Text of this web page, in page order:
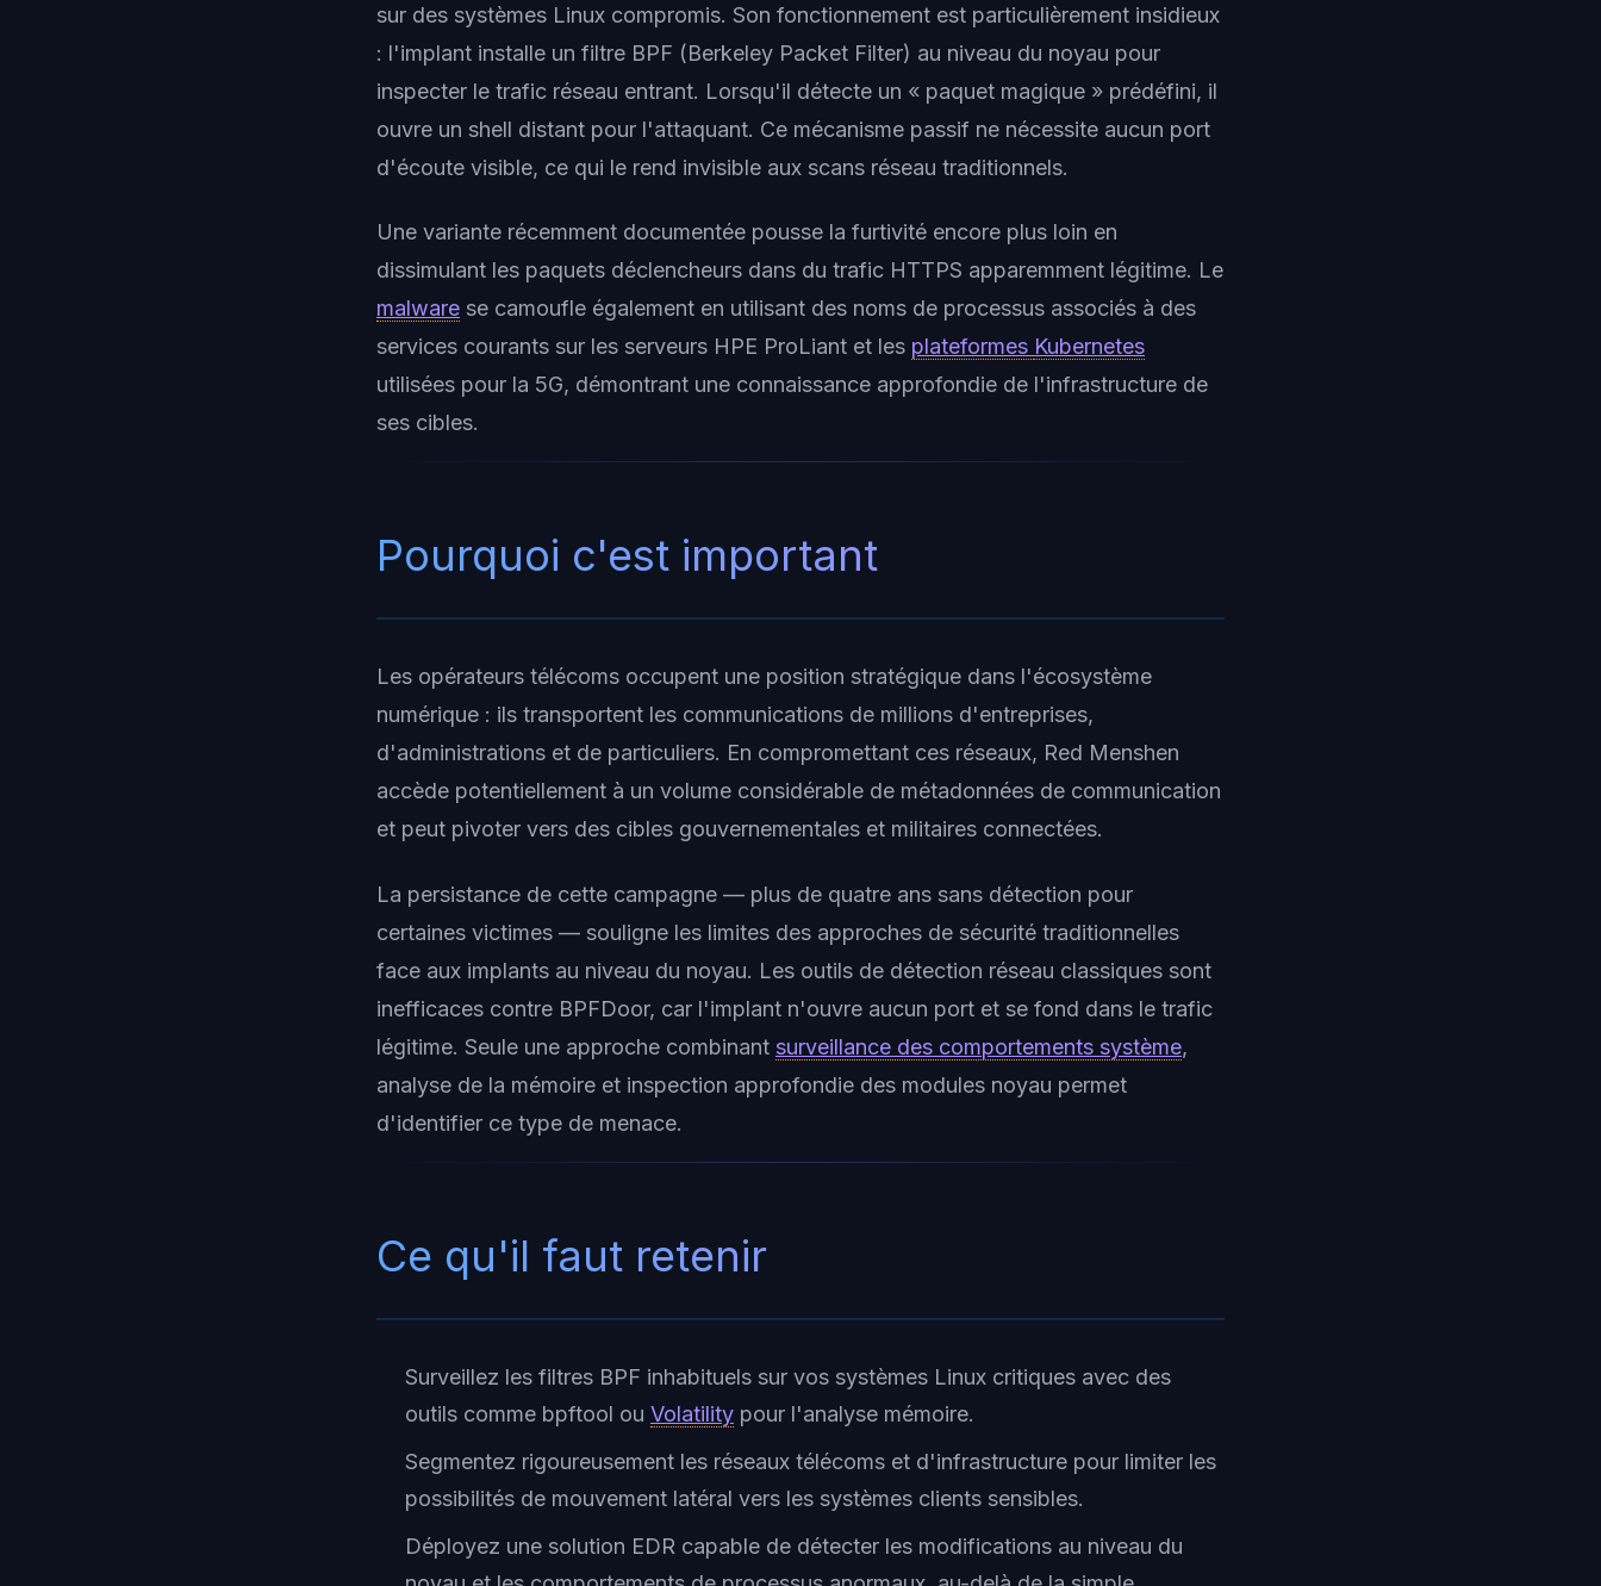
sur des systèmes Linux compromis. Son fonctionnement est particulièrement insidieux
: l'implant installe un filtre BPF (Berkeley Packet Filter) au niveau du noyau pour
inspecter le trafic réseau entrant. Lorsqu'il détecte un « paquet magique » prédéfini, il
ouvre un shell distant pour l'attaquant. Ce mécanisme passif ne nécessite aucun port
d'écoute visible, ce qui le rend invisible aux scans réseau traditionnels.
Une variante récemment documentée pousse la furtivité encore plus loin en
dissimulant les paquets déclencheurs dans du trafic HTTPS apparemment légitime. Le
malware se camoufle également en utilisant des noms de processus associés à des
services courants sur les serveurs HPE ProLiant et les plateformes Kubernetes
utilisées pour la 5G, démontrant une connaissance approfondie de l'infrastructure de
ses cibles.
Pourquoi c'est important
Les opérateurs télécoms occupent une position stratégique dans l'écosystème
numérique : ils transportent les communications de millions d'entreprises,
d'administrations et de particuliers. En compromettant ces réseaux, Red Menshen
accède potentiellement à un volume considérable de métadonnées de communication
et peut pivoter vers des cibles gouvernementales et militaires connectées.
La persistance de cette campagne — plus de quatre ans sans détection pour
certaines victimes — souligne les limites des approches de sécurité traditionnelles
face aux implants au niveau du noyau. Les outils de détection réseau classiques sont
inefficaces contre BPFDoor, car l'implant n'ouvre aucun port et se fond dans le trafic
légitime. Seule une approche combinant surveillance des comportements système,
analyse de la mémoire et inspection approfondie des modules noyau permet
d'identifier ce type de menace.
Ce qu'il faut retenir
Surveillez les filtres BPF inhabituels sur vos systèmes Linux critiques avec des
outils comme bpftool ou Volatility pour l'analyse mémoire.
Segmentez rigoureusement les réseaux télécoms et d'infrastructure pour limiter les
possibilités de mouvement latéral vers les systèmes clients sensibles.
Déployez une solution EDR capable de détecter les modifications au niveau du